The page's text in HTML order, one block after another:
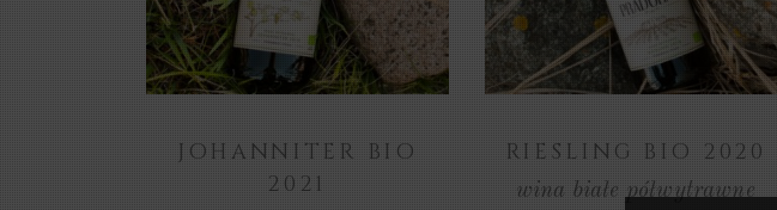
PRODUKT
JOHANNITER BIO
2021
PRODUKT
RIESLING BIO 2020
wina białe półwytrawne